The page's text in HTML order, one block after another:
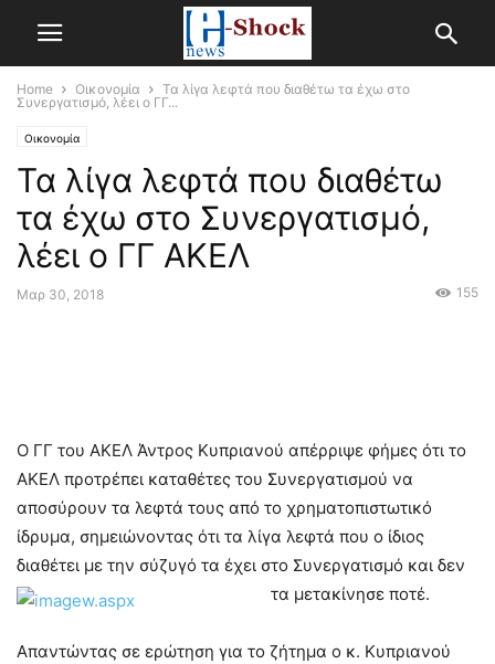
Home Οικονομία
Τα λίγα λεφτά που διαθέτω τα έχω στο
Συνεργατισμό, λέει ο ΓΓ...
Οικονομία
Τα λίγα λεφτά που διαθέτω
τα έχω στο Συνεργατισμό,
λέει ο ΓΓ ΑΚΕΛ
Μαρ 30, 2018 155
Ο ΓΓ του ΑΚΕΛ Άντρος Κυπριανού απέρριψε φήμες ότι το
ΑΚΕΛ προτρέπει καταθέτες του Συνεργατισμού να
αποσύρουν τα λεφτά τους από το χρηματοπιστωτικό
ίδρυμα, σημειώνοντας ότι τα λίγα λεφτά που ο ίδιος
διαθέτει με την σύζυγό τα έχει στο Συνεργατισμό και δεν
τα μετακίνησε ποτέ.
Απαντώντας σε ερώτηση για το ζήτημα ο κ. Κυπριανού